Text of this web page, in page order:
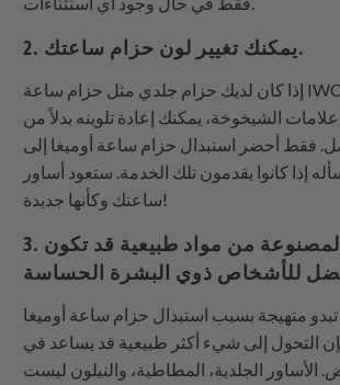
2. يمكنك تغيير لون حزام ساعتك.
إذا كان لديك حزام جلدي مثل حزام ساعة IWC بيغ بايلوت الذي
الشيخوخة، يمكنك إعادة تلوينه بدلاً من
فقط أحضر استبدال حزام ساعة أوميغا إلى
إذا كانوا يقدمون تلك الخدمة. ستعود أساور
ساعتك وكأنها جديدة!
3. الأساور المصنوعة من مواد طبيعية قد تكون
متهيجة بسبب استبدال حزام ساعة أوميغا
التحول إلى شيء أكثر طبيعية قد يساعد في
الأساور الجلدية، المطاطية، والنيلون ليست